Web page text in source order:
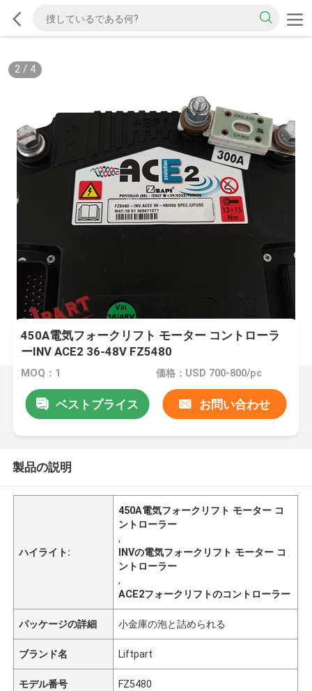
2/ 4
450A電気フォークリフト モーター コントローラ
ーINV ACE2 36-48V FZ5480
MOQ：1 価格：USD 700-800/pc
ベストプライス お問い合わせ
製品の説明
ハイライト:
450A電気フォークリフト モーター コ
ントローラー
,
INVの電気フォークリフト モーター コ
ントローラー
,
ACE2フォークリフトのコントローラー
パッケージの詳細 小金庫の泡と詰められる
ブランド名 Liftpart
モデル番号 FZ5480